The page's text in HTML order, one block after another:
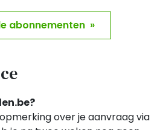
abonnementen »
over je aanvraag via